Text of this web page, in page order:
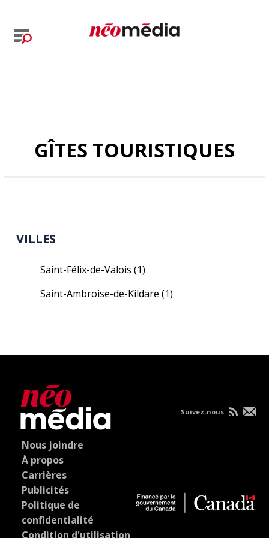
GÎTES TOURISTIQUES
VILLES
Saint-Félix-de-Valois(1)
Saint-Ambroise-de-Kildare(1)
Nous joindre
À propos
Carrières
Publicités
Politique de
confidentialité
Condition d'utilisation
Suivez-nous